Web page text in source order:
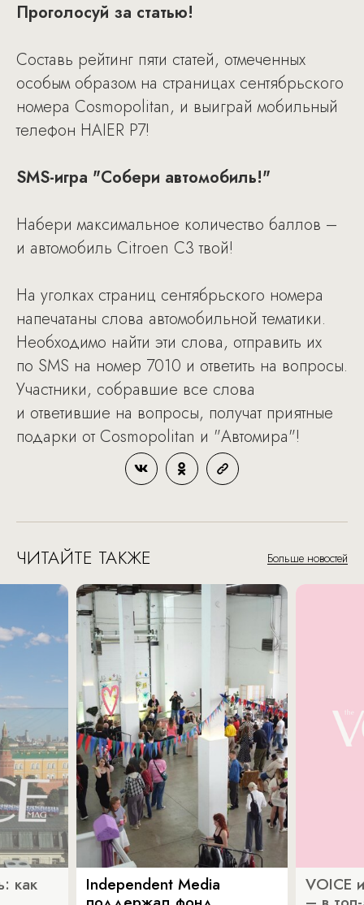
Проголосуй за статью!
Составь рейтинг пяти статей, отмеченных
особым образом на страницах сентябрьского
номера Cosmopolitan, и выиграй мобильный
телефон HAIER P7!
SMS-игра "Собери автомобиль!"
Набери максимальное количество баллов –
и автомобиль Citroen С3 твой!
На уголках страниц сентябрьского номера
напечатаны слова автомобильной тематики.
Необходимо найти эти слова, отправить их
по SMS на номер 7010 и ответить на вопросы.
Участники, собравшие все слова
и ответившие на вопросы, получат приятные
подарки от Cosmopolitan и "Автомира"!
ЧИТАЙТЕ ТАКЖЕ Больше новостей
как
Independent Media
VOICE